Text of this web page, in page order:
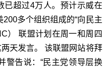
已超过4万人。预计示威在
多个组织组成的“向民主
） 联盟计划在周一和周四
天发言。 该联盟网站将拜
警告说：“民主党领导层换